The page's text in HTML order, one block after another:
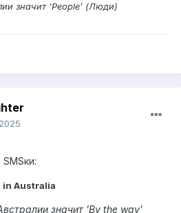
значит 'People’ (Люди)
in Australia
значит 'By the way’